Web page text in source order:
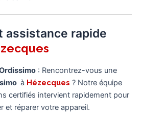
assistance rapide
: Rencontrez-vous une
à Hézecques ? Notre équipe
certifiés intervient rapidement pour
et réparer votre appareil.